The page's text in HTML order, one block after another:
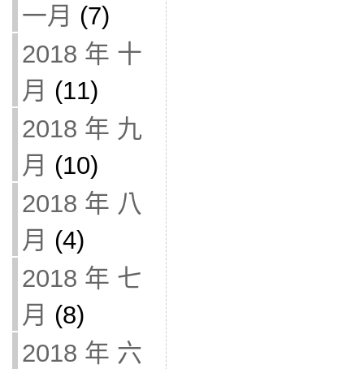
一月 (7)
2018 年 十
月 (11)
2018 年 九
月 (10)
2018 年 八
月 (4)
2018 年 七
月 (8)
2018 年 六